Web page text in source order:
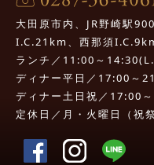
大田原市内、JR野崎駅
I.C.21km、西那須
ランチ／11:00～
ディナー平日／17:00～
ディナー土日祝／17:00
定休日／月・火曜日（祝